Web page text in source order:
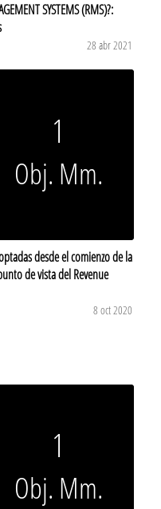
SYSTEMS (RMS)?:
28 abr 2021
1
Obj. Mm.
desde el comienzo de la
de vista del Revenue
8 oct 2020
1
Obj. Mm.